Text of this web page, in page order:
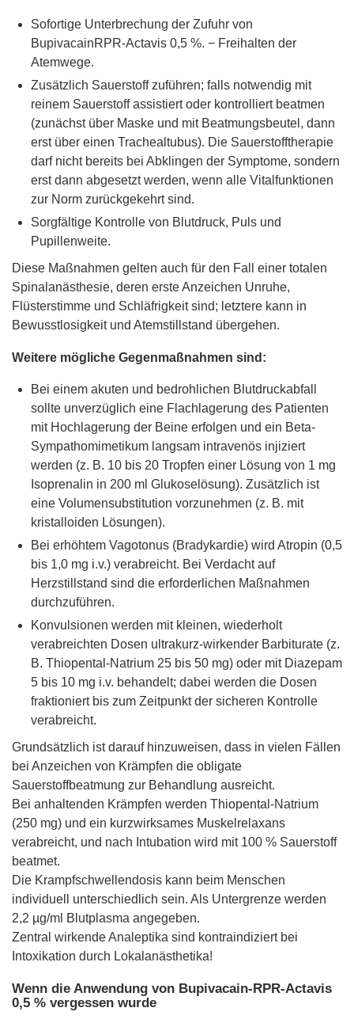
Sofortige Unterbrechung der Zufuhr von
BupivacainRPR-Actavis 0,5 %. − Freihalten der
Atemwege.
Zusätzlich Sauerstoff zuführen; falls notwendig mit
reinem Sauerstoff assistiert oder kontrolliert beatmen
(zunächst über Maske und mit Beatmungsbeutel, dann
erst über einen Trachealtubus). Die Sauerstofftherapie
darf nicht bereits bei Abklingen der Symptome, sondern
erst dann abgesetzt werden, wenn alle Vitalfunktionen
zur Norm zurückgekehrt sind.
Sorgfältige Kontrolle von Blutdruck, Puls und
Pupillenweite.
Diese Maßnahmen gelten auch für den Fall einer totalen
Spinalanästhesie, deren erste Anzeichen Unruhe,
Flüsterstimme und Schläfrigkeit sind; letztere kann in
Bewusstlosigkeit und Atemstillstand übergehen.
Weitere mögliche Gegenmaßnahmen sind:
Bei einem akuten und bedrohlichen Blutdruckabfall
sollte unverzüglich eine Flachlagerung des Patienten
mit Hochlagerung der Beine erfolgen und ein Beta-
Sympathomimetikum langsam intravenös injiziert
werden (z. B. 10 bis 20 Tropfen einer Lösung von 1 mg
Isoprenalin in 200 ml Glukoselösung). Zusätzlich ist
eine Volumensubstitution vorzunehmen (z. B. mit
kristalloiden Lösungen).
Bei erhöhtem Vagotonus (Bradykardie) wird Atropin (0,5
bis 1,0 mg i.v.) verabreicht. Bei Verdacht auf
Herzstillstand sind die erforderlichen Maßnahmen
durchzuführen.
Konvulsionen werden mit kleinen, wiederholt
verabreichten Dosen ultrakurz-wirkender Barbiturate (z.
B. Thiopental-Natrium 25 bis 50 mg) oder mit Diazepam
5 bis 10 mg i.v. behandelt; dabei werden die Dosen
fraktioniert bis zum Zeitpunkt der sicheren Kontrolle
verabreicht.
Grundsätzlich ist darauf hinzuweisen, dass in vielen Fällen
bei Anzeichen von Krämpfen die obligate
Sauerstoffbeatmung zur Behandlung ausreicht.
Bei anhaltenden Krämpfen werden Thiopental-Natrium
(250 mg) und ein kurzwirksames Muskelrelaxans
verabreicht, und nach Intubation wird mit 100 % Sauerstoff
beatmet.
Die Krampfschwellendosis kann beim Menschen
individuell unterschiedlich sein. Als Untergrenze werden
2,2 µg/ml Blutplasma angegeben.
Zentral wirkende Analeptika sind kontraindiziert bei
Intoxikation durch Lokalanästhetika!
Wenn die Anwendung von Bupivacain-RPR-Actavis
0,5 % vergessen wurde